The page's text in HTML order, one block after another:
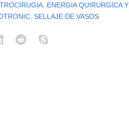
, ENERGIA QUIRURGICA Y
, SELLAJE DE VASOS